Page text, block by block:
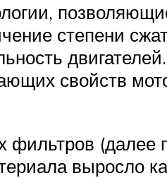
степени
свойств
(далее
выросло